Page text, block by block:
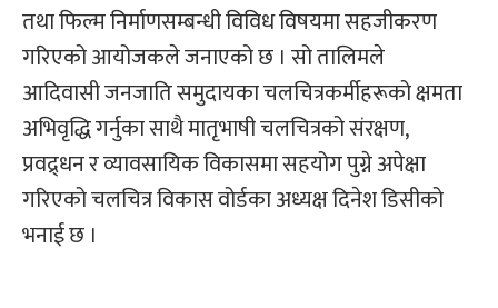
तथा फिल्म निर्माणसम्बन्धी विविध विषयमा सहजीकरण
गरिएको आयोजकले जनाएको छ । सो तालिमले
आदिवासी जनजाति समुदायका चलचित्रकर्मीहरूको क्षमता
अभिवृद्धि गर्नुका साथै मातृभाषी चलचित्रको संरक्षण,
प्रवद्र्धन र व्यावसायिक विकासमा सहयोग पुग्ने अपेक्षा
गरिएको चलचित्र विकास वोर्डका अध्यक्ष दिनेश डिसीको
भनाई छ ।